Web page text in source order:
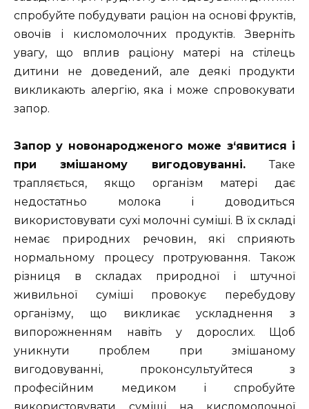
спробуйте побудувати раціон на основі фруктів,
овочів і кисломолочних продуктів. Зверніть
увагу, що вплив раціону матері на стілець
дитини не доведений, але деякі продукти
викликають алергію, яка і може спровокувати
запор.
Запору новонародженого може з‘явитися і
при змішаному вигодовуванні.Таке
трапляється, якщо організм матері дає
недостатньо молока і доводиться
використовувати сухі молочні суміші. В їх складі
немає природних речовин, які сприяють
нормальному процесу протруювання. Також
різниця в складах природної і штучної
живильної суміші провокує перебудову
організму, що викликає ускладнення з
випорожненням навіть у дорослих. Щоб
уникнути проблем при змішаному
вигодовуванні, проконсультуйтеся з
професійним медиком і спробуйте